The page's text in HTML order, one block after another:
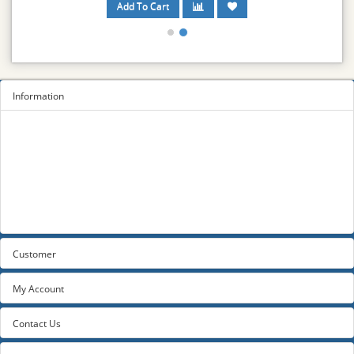
Information
Customer
My Account
Contact Us